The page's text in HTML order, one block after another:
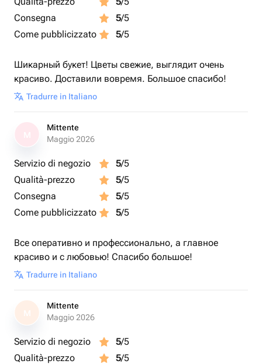
Consegna
5/5
Come pubblicizzato
5/5
Шикарный букет! Цветы свежие, выглядит очень
красиво. Доставили вовремя. Большое спасибо!
Tradurre in Italiano
Mittente
Maggio 2026
Servizio di negozio 5/5
Qualità-prezzo
5/5
Consegna
5/5
Come pubblicizzato
5/5
Все оперативно и профессионально, а главное
красиво и с любовью! Спасибо большое!
Tradurre in Italiano
M
Mittente
Maggio 2026
Servizio di negozio 5/5
Qualità-prezzo
5/5